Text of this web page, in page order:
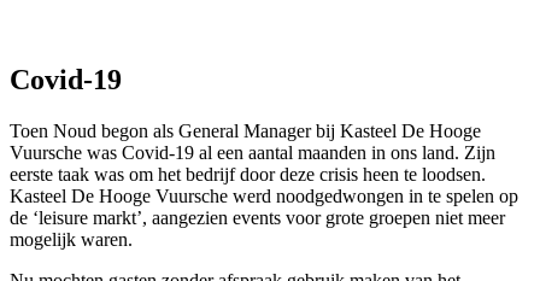
Covid-19
Toen Noud begon als General Manager bij Kasteel De Hooge
Vuursche was Covid-19 al een aantal maanden in ons land. Zijn
eerste taak was om het bedrijf door deze crisis heen te loodsen.
Kasteel De Hooge Vuursche werd noodgedwongen in te spelen op
de ‘leisure markt’, aangezien events voor grote groepen niet meer
mogelijk waren.